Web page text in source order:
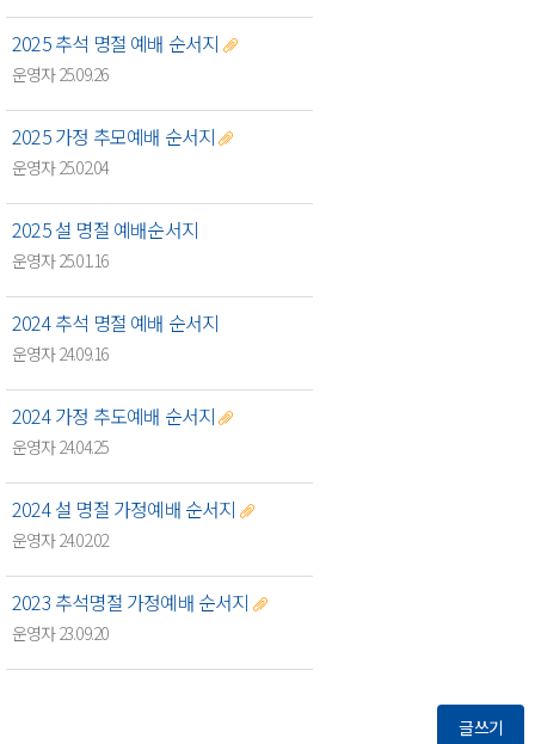
2025 추석 명절 예배 순서지
운영자 25.09.26
2025 가정 추모예배 순서지
운영자 25.02.04
2025 설 명절 예배순서지
운영자 25.01.16
2024 추석 명절 예배 순서지
운영자 24.09.16
2024 가정 추도예배 순서지
운영자 24.04.25
2024 설 명절 가정예배 순서지
운영자 24.02.02
2023 추석명절 가정예배 순서지
운영자 23.09.20
글쓰기